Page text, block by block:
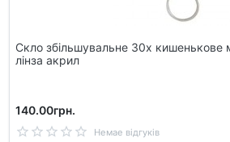
Скло збільшувальне 30x кишенькове
лінза акрил
140.00грн.
Немае відгуків